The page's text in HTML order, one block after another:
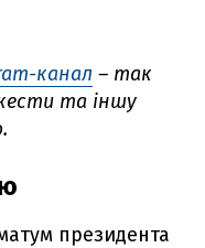
канал – так
та іншу
президента